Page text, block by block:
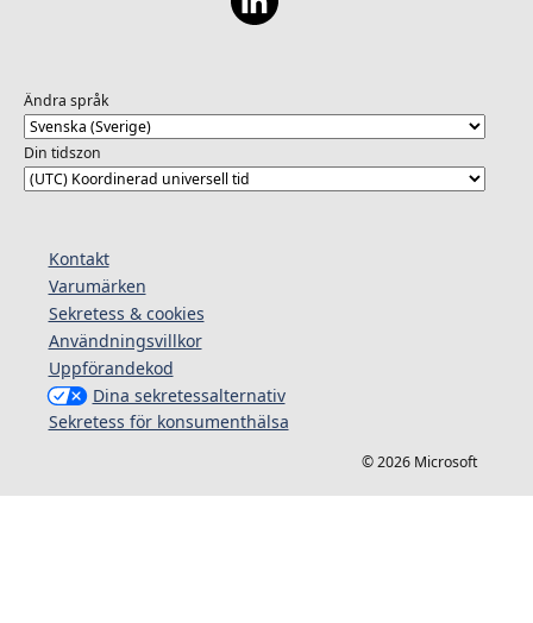
Ändra språk
Din tidszon
Kontakt
Varumärken
Sekretess & cookies
Användningsvillkor
Uppförandekod
Dina sekretessalternativ
Sekretess för konsumenthälsa
© 2026 Microsoft